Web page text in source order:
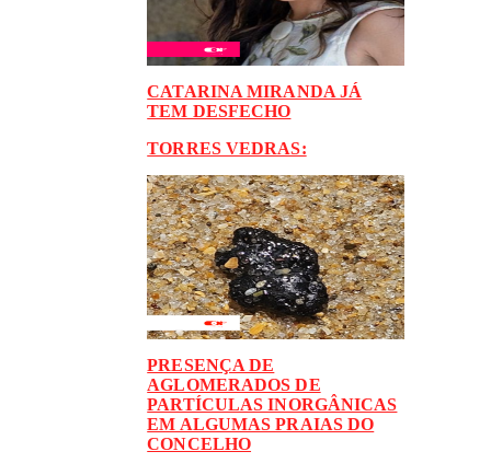
CATARINA MIRANDA JÁ
TEM DESFECHO
TORRES VEDRAS:
PRESENÇA DE
AGLOMERADOS DE
PARTÍCULAS INORGÂNICAS
EM ALGUMAS PRAIAS DO
CONCELHO